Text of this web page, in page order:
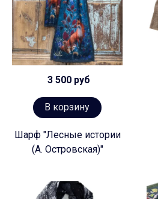
3 500 руб
В корзину
Шарф "Лесные истории
(А. Островская)"